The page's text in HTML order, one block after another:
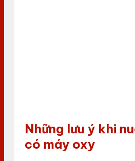
Những lưu ý khi
có máy oxy